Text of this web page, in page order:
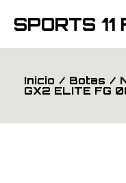
contenido
SPORTS
Inicio Botas
GX2 ELITE FG